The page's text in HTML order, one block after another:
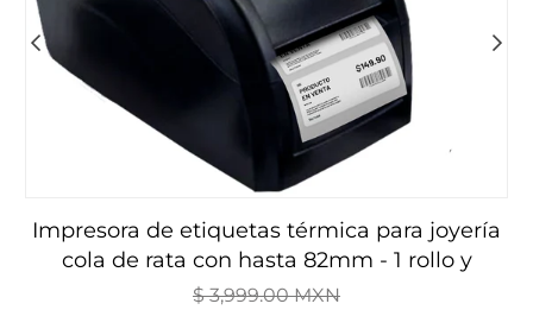
impresora de etiquetas térmica para joyería
cola de rata con hasta 82mm - 1 rollo y
software de regalo.
$ 3,999.00 MXN